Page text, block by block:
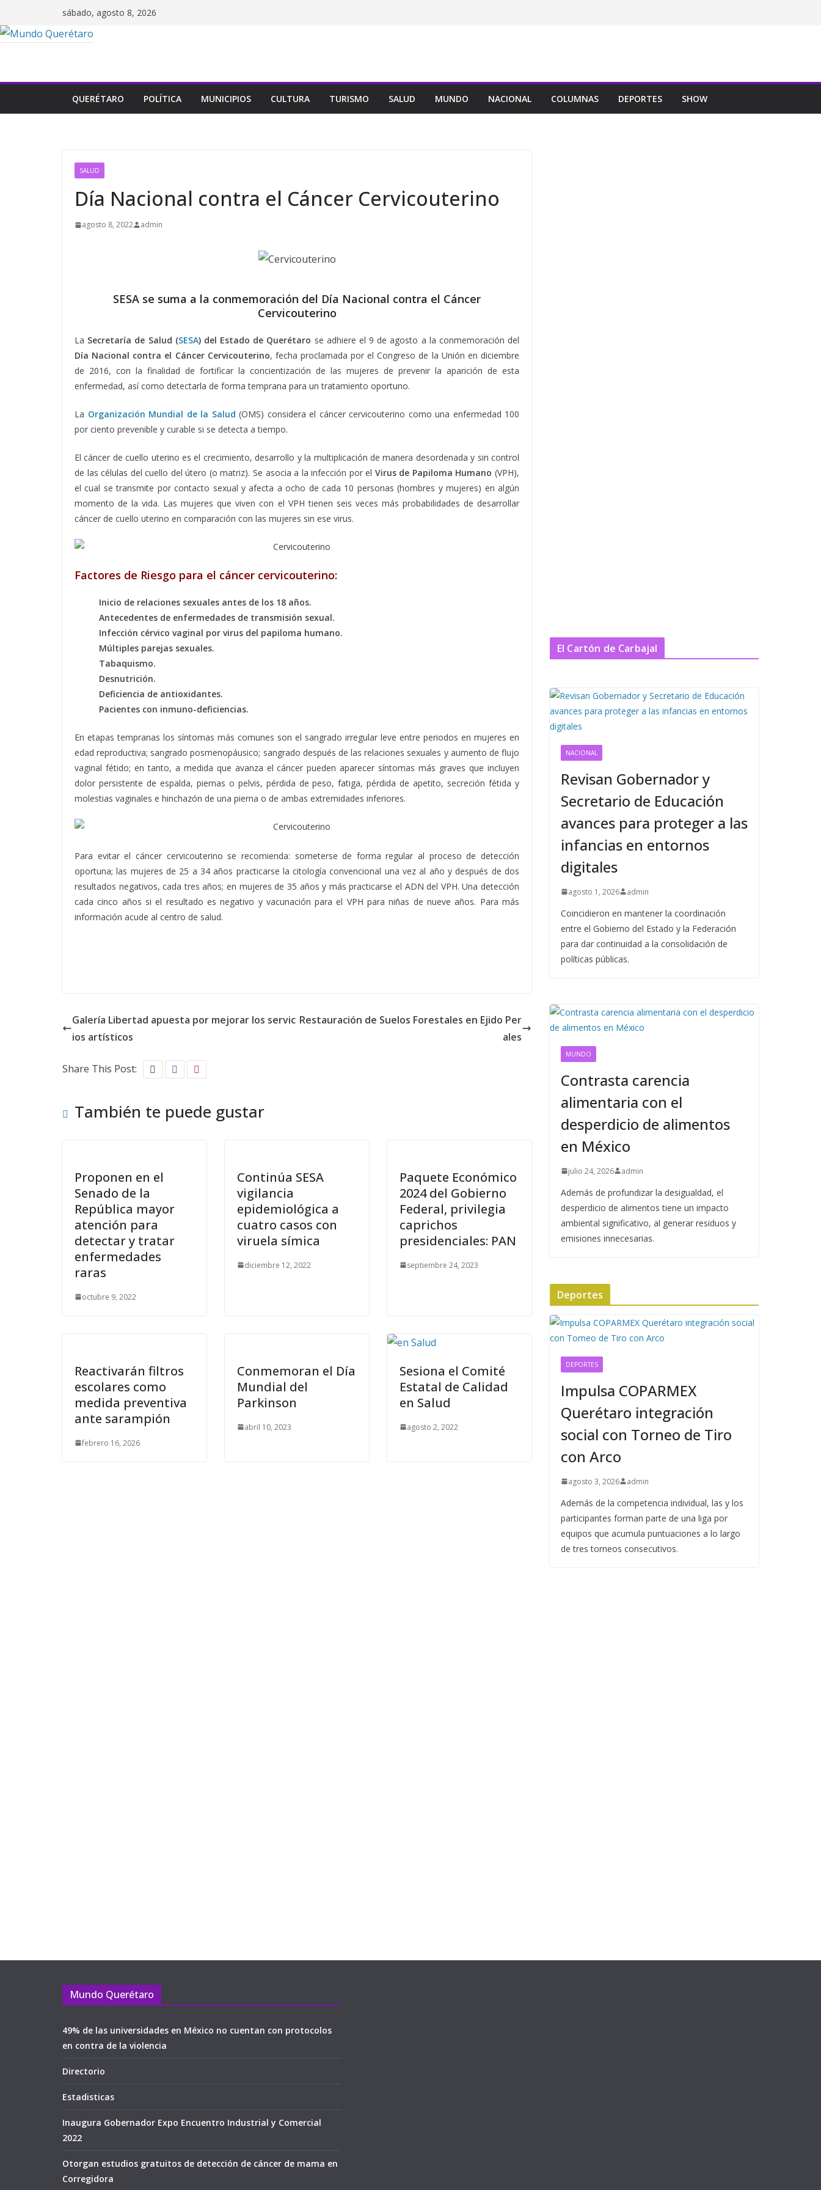
al
contenido
sábado, agosto 8, 2026
QUERÉTARO POLÍTICA MUNICIPIOS CULTURA TURISMO SALUD MUNDO NACIONAL COLUMNAS DEPORTES SHOW
SALUD
Día Nacional contra el Cáncer Cervicouterino
agosto 8, 2022 admin
SESA se suma a la conmemoración del Día Nacional contra el Cáncer
Cervicouterino
La Secretaría de Salud (SESA) del Estado de Querétaro se adhiere el 9 de agosto a la conmemoración del
Día Nacional contra el Cáncer Cervicouterino, fecha proclamada por el Congreso de la Unión en diciembre
de 2016, con la finalidad de fortificar la concientización de las mujeres de prevenir la aparición de esta
enfermedad, así como detectarla de forma temprana para un tratamiento oportuno.
La Organización Mundial de la Salud (OMS) considera el cáncer cervicouterino como una enfermedad 100
por ciento prevenible y curable si se detecta a tiempo.
El cáncer de cuello uterino es el crecimiento, desarrollo y la multiplicación de manera desordenada y sin control
de las células del cuello del útero (o matriz). Se asocia a la infección por el Virus de Papiloma Humano (VPH),
el cual se transmite por contacto sexual y afecta a ocho de cada 10 personas (hombres y mujeres) en algún
momento de la vida. Las mujeres que viven con el VPH tienen seis veces más probabilidades de desarrollar
cáncer de cuello uterino en comparación con las mujeres sin ese virus.
Factores de Riesgo para el cáncer cervicouterino:
Inicio de relaciones sexuales antes de los 18 años.
Antecedentes de enfermedades de transmisión sexual.
Infección cérvico vaginal por virus del papiloma humano.
Múltiples parejas sexuales.
Tabaquismo.
Desnutrición.
Deficiencia de antioxidantes.
Pacientes con inmuno-deficiencias.
En etapas tempranas los síntomas más comunes son el sangrado irregular leve entre periodos en mujeres en
edad reproductiva; sangrado posmenopáusico; sangrado después de las relaciones sexuales y aumento de flujo
vaginal fétido; en tanto, a medida que avanza el cáncer pueden aparecer síntomas más graves que incluyen
dolor persistente de espalda, piernas o pelvis, pérdida de peso, fatiga, pérdida de apetito, secreción fétida y
molestias vaginales e hinchazón de una pierna o de ambas extremidades inferiores.
Para evitar el cáncer cervicouterino se recomienda: someterse de forma regular al proceso de detección
oportuna; las mujeres de 25 a 34 años practicarse la citología convencional una vez al año y después de dos
resultados negativos, cada tres años; en mujeres de 35 años y más practicarse el ADN del VPH. Una detección
cada cinco años si el resultado es negativo y vacunación para el VPH para niñas de nueve años. Para más
información acude al centro de salud.
Galería Libertad apuesta por mejorar los servic
ios artísticos
Restauración de Suelos Forestales en Ejido Per
ales
Share This Post:
También te puede gustar
Proponen en el
Senado de la
República mayor
atención para
detectar y tratar
enfermedades
raras
octubre 9, 2022
Continúa SESA
vigilancia
epidemiológica a
cuatro casos con
viruela símica
diciembre 12, 2022
Paquete Económico
2024 del Gobierno
Federal, privilegia
caprichos
presidenciales: PAN
septiembre 24, 2023
Reactivarán filtros
escolares como
medida preventiva
ante sarampión
febrero 16, 2026
Conmemoran el Día
Mundial del
Parkinson
abril 10, 2023
Sesiona el Comité
Estatal de Calidad
en Salud
agosto 2, 2022
El Cartón de Carbajal
NACIONAL
Revisan Gobernador y
Secretario de Educación
avances para proteger a las
infancias en entornos
digitales
agosto 1, 2026 admin
Coincidieron en mantener la coordinación
entre el Gobierno del Estado y la Federación
para dar continuidad a la consolidación de
políticas públicas.
MUNDO
Contrasta carencia
alimentaria con el
desperdicio de alimentos
en México
julio 24, 2026 admin
Además de profundizar la desigualdad, el
desperdicio de alimentos tiene un impacto
ambiental significativo, al generar residuos y
emisiones innecesarias.
Deportes
DEPORTES
Impulsa COPARMEX
Querétaro integración
social con Torneo de Tiro
con Arco
agosto 3, 2026 admin
Además de la competencia individual, las y los
participantes forman parte de una liga por
equipos que acumula puntuaciones a lo largo
de tres torneos consecutivos.
Mundo Querétaro
49% de las universidades en México no cuentan con protocolos
en contra de la violencia
Directorio
Estadisticas
Inaugura Gobernador Expo Encuentro Industrial y Comercial
2022
Otorgan estudios gratuitos de detección de cáncer de mama en
Corregidora